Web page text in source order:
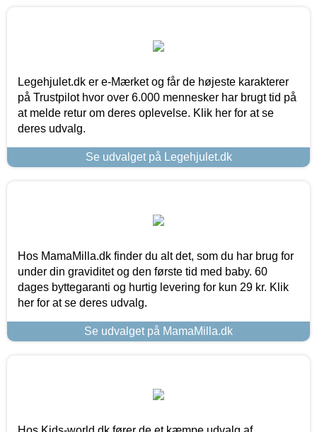
Legehjulet.dk er e-Mærket og får de højeste karakterer
på Trustpilot hvor over 6.000 mennesker har brugt tid på
at melde retur om deres oplevelse. Klik her for at se
deres udvalg.
Se udvalget på Legehjulet.dk
Hos MamaMilla.dk finder du alt det, som du har brug for
under din graviditet og den første tid med baby. 60
dages byttegaranti og hurtig levering for kun 29 kr. Klik
her for at se deres udvalg.
Se udvalget på MamaMilla.dk